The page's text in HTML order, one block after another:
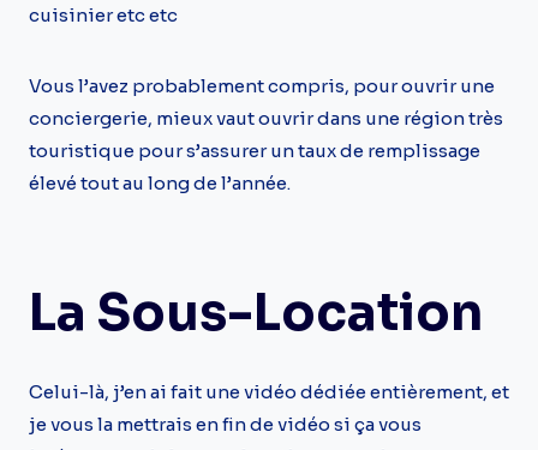
cuisinier etc etc
Vous l’avez probablement compris, pour ouvrir une
conciergerie, mieux vaut ouvrir dans une région très
touristique pour s’assurer un taux de remplissage
élevé tout au long de l’année.
La Sous-Location
Celui-là, j’en ai fait une vidéo dédiée entièrement, et
je vous la mettrais en fin de vidéo si ça vous